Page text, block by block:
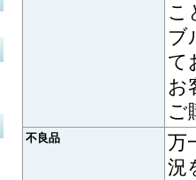
こ
ブ
て
お
ご
不良品
万
況